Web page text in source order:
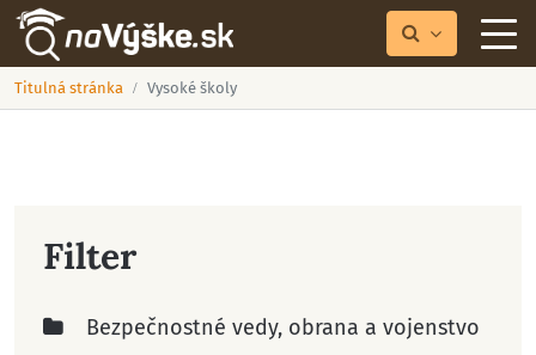
Titulná stránka Vysoké školy
Filter
Bezpečnostné vedy, obrana a vojenstvo